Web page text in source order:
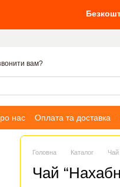
вам?
нас Оплата та доставка
Головна Каталог Чай
Чай